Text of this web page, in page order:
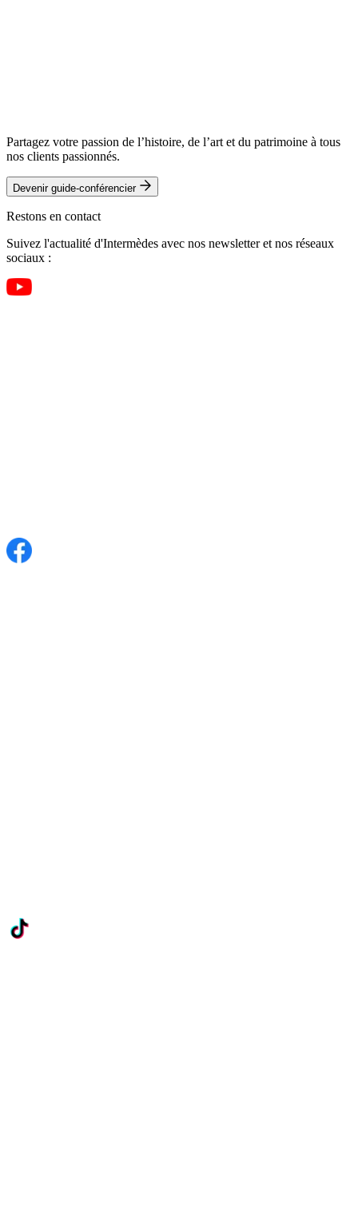
Partagez votre passion de l’histoire, de l’art et du patrimoine à tous
nos clients passionnés.
Devenir guide-conférencier
Restons en contact
Suivez l'actualité d'Intermèdes avec nos newsletter et nos réseaux
sociaux :